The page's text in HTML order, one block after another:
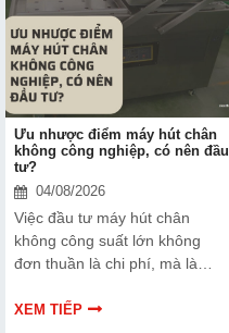
Ưu nhược điểm máy hút chân
không công nghiệp, có nên đầu
tư?
04/08/2026
Việc đầu tư máy hút chân
không công suất lớn không
đơn thuần là chi phí, mà là
sản phẩm và nâng cao vị thế
XEM TIẾP